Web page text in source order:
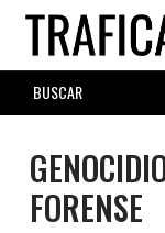
Skip
main
content
SEARCH
FORM
FORENSE